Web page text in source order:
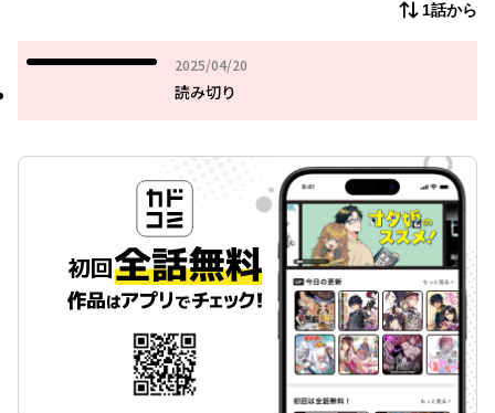
1話から
2025/04/20
2025年04月20日
読み切り